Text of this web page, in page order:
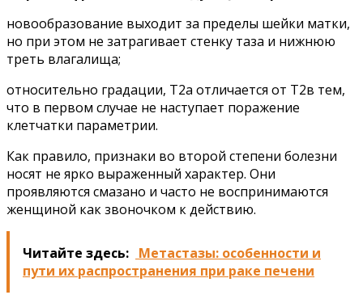
новообразование выходит за пределы шейки матки,
но при этом не затрагивает стенку таза и нижнюю
треть влагалища;
относительно градации, Т2а отличается от Т2в тем,
что в первом случае не наступает поражение
клетчатки параметрии.
Как правило, признаки во второй степени болезни
носят не ярко выраженный характер. Они
проявляются смазано и часто не воспринимаются
женщиной как звоночком к действию.
Читайте здесь: Метастазы: особенности и
пути их распространения при раке печени